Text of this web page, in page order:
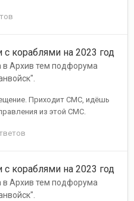
кораблями на 2023 год
в Архив тем подфорума
Приходит СМС, идёшь
из этой СМС.
кораблями на 2023 год
в Архив тем подфорума